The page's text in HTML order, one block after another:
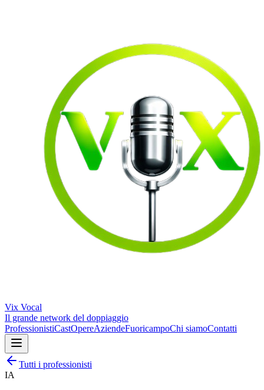
Vix Vocal
Il grande network del doppiaggio
ProfessionistiCastOpereAziendeFuoricampoChi siamoContatti
Tutti i professionisti
IA